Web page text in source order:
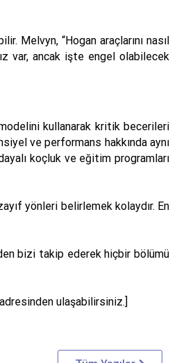
Melvyn, “Hogan araçlarını nasıl
var, ancak işte engel olabilecek
kullanarak kritik becerileri
ve performans hakkında aynı
koçluk ve eğitim programları
yönleri belirlemek kolaydır. En
bizi takip ederek hiçbir bölümü
adresinden ulaşabilirsiniz.]